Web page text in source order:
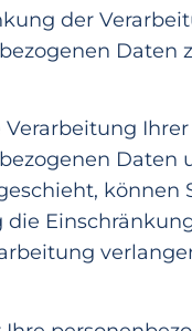
der
genen Daten
Verarbeitung Ihrer
Daten
können
die